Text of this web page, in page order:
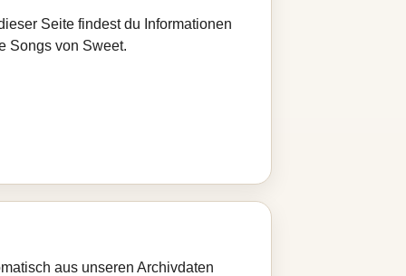
Seite findest du Informationen
Songs von Sweet.
aus unseren Archivdaten